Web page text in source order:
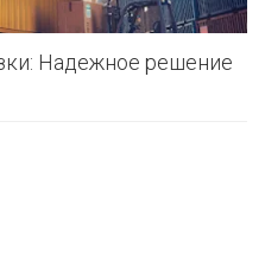
Надежное решение